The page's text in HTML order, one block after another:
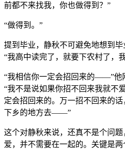
前都不来找我，你也做得到？”
“做得到。”
提到毕业，静秋不可避免地想到毕
“我高中读完了，就要下农村了
“我相信你一定会招回来的——”他
“我不是说如果你招不回来我就不
定会招回来的。万一招不回来的
下乡的地方去——”
这个对静秋来说，还真不是个问
爱，并不需要在一起的。关键是